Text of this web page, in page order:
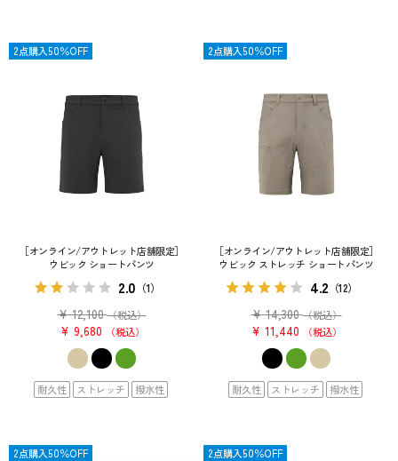
［オンライン/アウトレット店舗限定］
ウビック ショートパンツ
2.0 （1）
¥ 12,100 （税込）
¥ 9,680 税込
SALE
耐久性 ストレッチ 撥水性
2点購入50％OFF
［オンライン/アウトレット店舗限定］
ウビック ストレッチ ショートパンツ
4.2 （12）
¥ 14,300 （税込）
¥ 11,440 税込
SALE
耐久性 ストレッチ 撥水性
2点購入50％OFF
2点購入50％OFF SALE
2点購入50％OFF